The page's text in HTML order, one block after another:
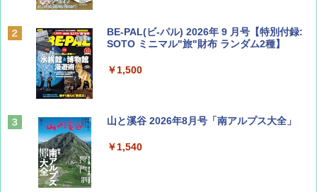
BE-PAL(ビ-パル) 2026年 9 月号【特別付録:
SOTO ミニマル"旅"財布 ランダム2種】
￥1,500
山と溪谷 2026年8月号「南アルプス大全」
￥1,540